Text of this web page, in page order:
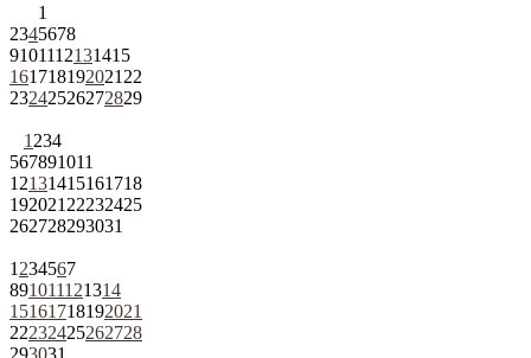
1
2345678
9101112131415
161718192021 22
23242526272829
1 234
567891011
12131415161718
192021 22232425
262728293031
1 234567
891011121314
15161718192021
22232425262728
293031